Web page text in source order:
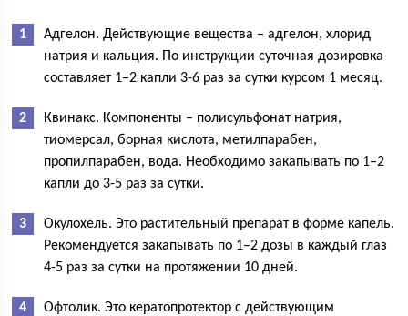
Адгелон. Действующие вещества – адгелон, хлорид
натрия и кальция. По инструкции суточная дозировка
составляет 1–2 капли 3-6 раз за сутки курсом 1 месяц.
Квинакс. Компоненты – полисульфонат натрия,
тиомерсал, борная кислота, метилпарабен,
пропилпарабен, вода. Необходимо закапывать по 1–2
капли до 3-5 раз за сутки.
Окулохель. Это растительный препарат в форме капель.
Рекомендуется закапывать по 1–2 дозы в каждый глаз
4-5 раз за сутки на протяжении 10 дней.
Офтолик. Это кератопротектор с действующим